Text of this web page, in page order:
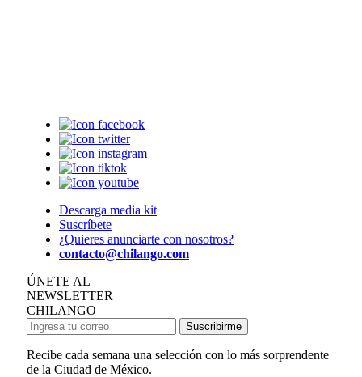
Descarga media kit
Suscríbete
¿Quieres anunciarte con nosotros?
contacto@chilango.com
ÚNETE AL
NEWSLETTER
CHILANGO
Suscribirme
Recibe cada semana una selección con lo más sorprendente
de la Ciudad de México.